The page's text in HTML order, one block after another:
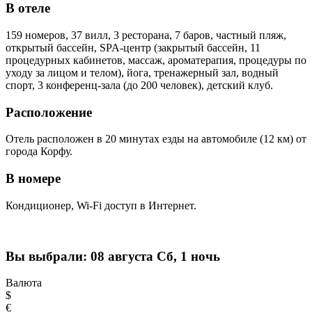
В отеле
159 номеров, 37 вилл, 3 ресторана, 7 баров, частный пляж,
открытый бассейн, SPA-центр (закрытый бассейн, 11
процедурных кабинетов, массаж, ароматерапия, процедуры по
уходу за лицом и телом), йога, тренажерный зал, водный
спорт, 3 конференц-зала (до 200 человек), детский клуб.
Расположение
Отель расположен в 20 минутах езды на автомобиле (12 км) от
города Корфу.
В номере
Кондиционер, Wi-Fi доступ в Интернет.
Вы выбрали: 08 августа Сб, 1 ночь
Валюта
$
€